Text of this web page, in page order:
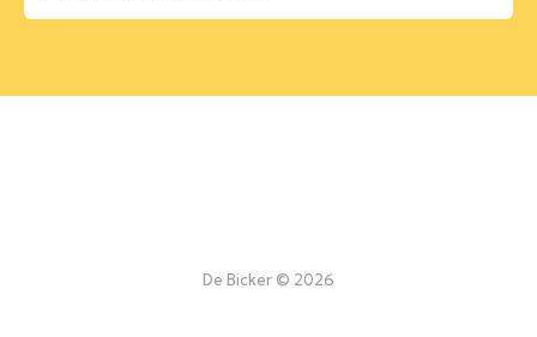
De Bicker © 2026